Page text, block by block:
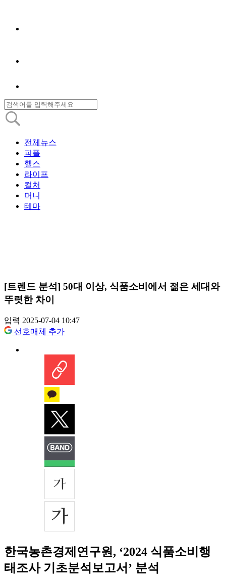
전체뉴스
피플
헬스
라이프
컬처
머니
테마
[트렌드 분석] 50대 이상, 식품소비에서 젊은 세대와
뚜렷한 차이
입력 2025-07-04 10:47
선호매체 추가
한국농촌경제연구원, ‘2024 식품소비행
태조사 기초분석보고서’ 분석